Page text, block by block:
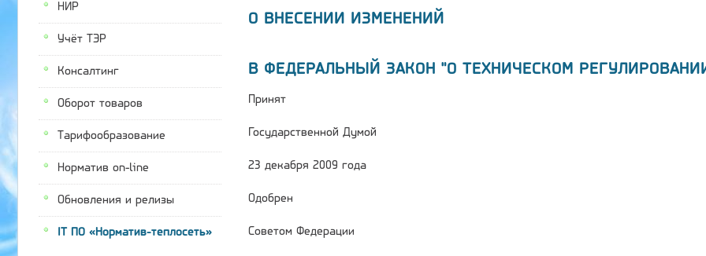
НИР
Учёт ТЭР
Консалтинг
Оборот товаров
Тарифообразование
Норматив on-line
Обновления и релизы
IT ПО «Норматив-теплосеть»
О ВНЕСЕНИИ ИЗМЕНЕНИЙ
В ФЕДЕРАЛЬНЫЙ ЗАКОН "О ТЕХНИЧЕСКОМ
Принят
Государственной Думой
23 декабря 2009 года
Одобрен
Советом Федерации